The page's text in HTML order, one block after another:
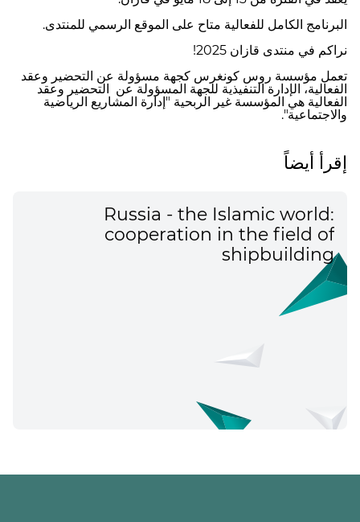
البرنامج الكامل للفعالية متاح على الموقع الرسمي للمنتدى.
نراكم في منتدى قازان 2025!
تعمل مؤسسة روس كونغرس كجهة مسؤولة عن التحضير وعقد
الفعالية، الإدارة التنفيذية للجهة المسؤولة عن التحضير وعقد
الفعالية هي المؤسسة غير الربحية "إدارة المشاريع الرياضية
والاجتماعية".
إقرأ أيضاً
Russia - the Islamic world:
cooperation in the field of
shipbuilding